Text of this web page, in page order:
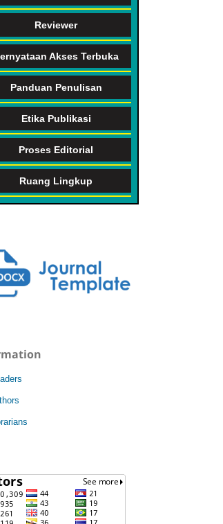
Reviewer
Akses Terbuka
Panduan Penulisan
Etika Publikasi
Proses Editorial
Ruang Lingkup